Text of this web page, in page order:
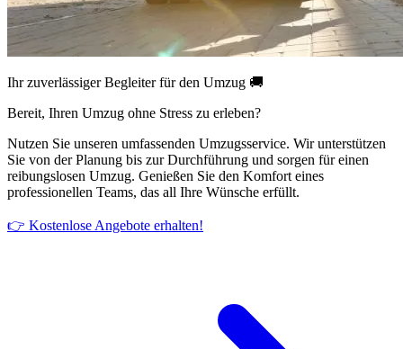
Ihr zuverlässiger Begleiter für den Umzug 🚚
Bereit, Ihren Umzug ohne Stress zu erleben?
Nutzen Sie unseren umfassenden Umzugsservice. Wir unterstützen
Sie von der Planung bis zur Durchführung und sorgen für einen
reibungslosen Umzug. Genießen Sie den Komfort eines
professionellen Teams, das all Ihre Wünsche erfüllt.
👉 Kostenlose Angebote erhalten!